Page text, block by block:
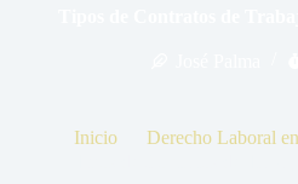
Inicio
Derecho Laboral